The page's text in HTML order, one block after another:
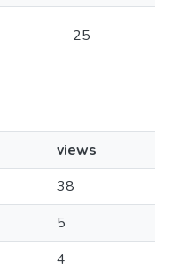
25
views
38
5
4